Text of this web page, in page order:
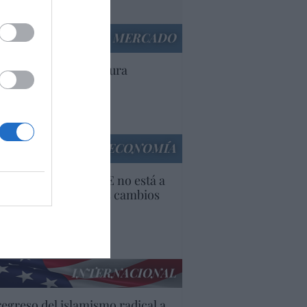
AL CIERRE DEL MERCADO
la asignatura
de Unicaja
ECONOMÍA
recién estrenada CE no está a
para liderar los cambios
necesita Europa”
INTERNACIONAL